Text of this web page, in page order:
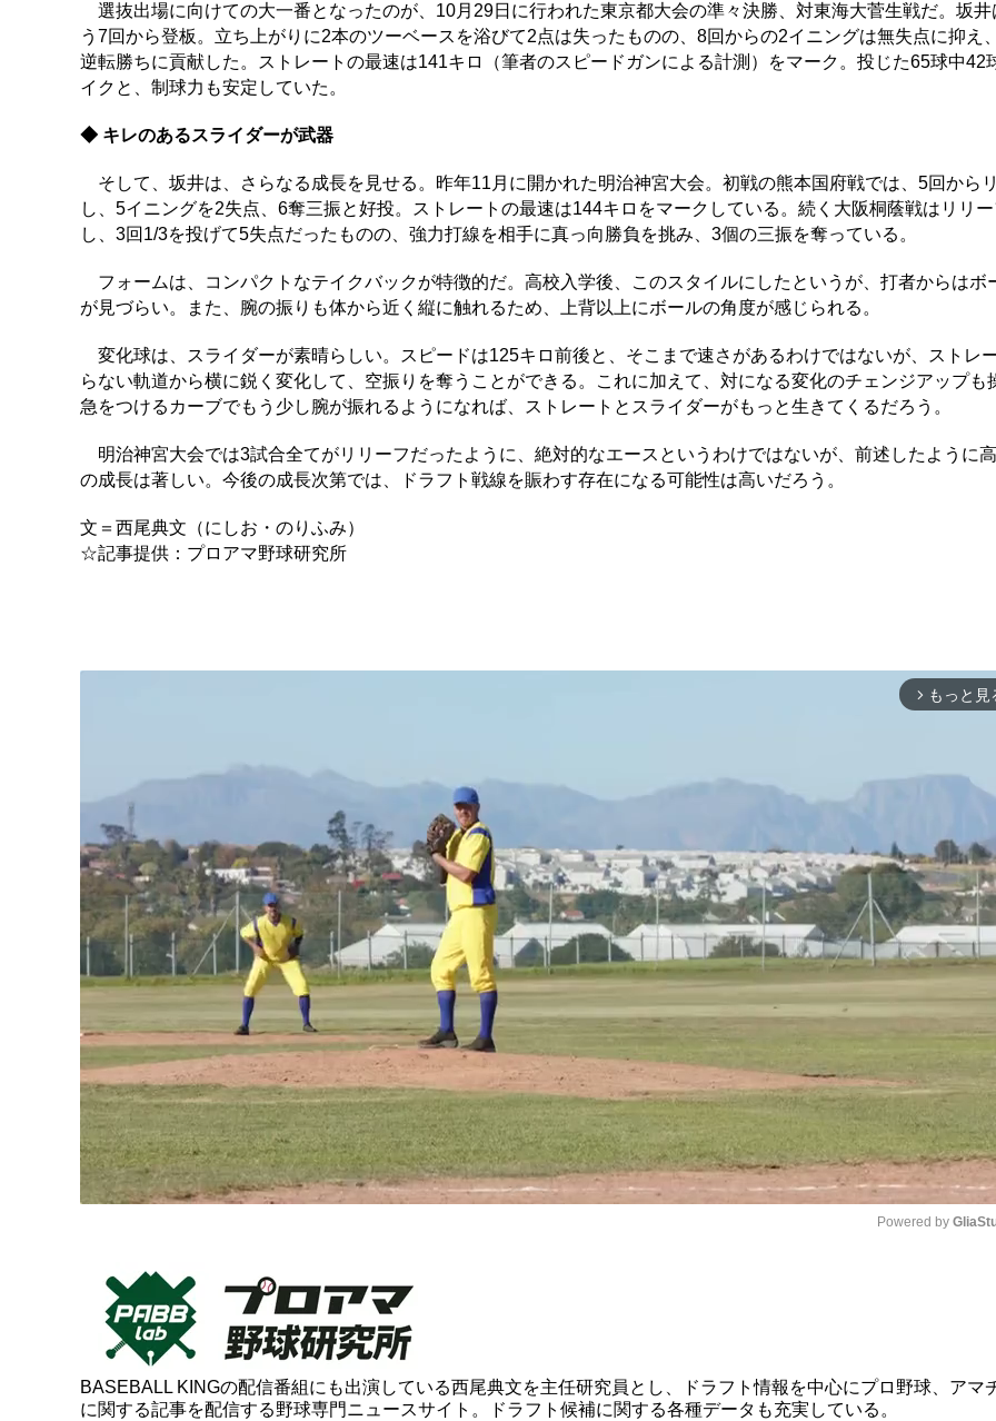
選抜出場に向けての大一番となったのが、10月29日に行われた東京都大会の準々決勝、対東海大菅生戦だ。坂井
う7回から登板。立ち上がりに2本のツーベースを浴びて2点は失ったものの、8回からの2イニングは無失点に抑え
逆転勝ちに貢献した。ストレートの最速は141キロ（筆者のスピードガンによる計測）をマーク。投じた65球中42
イクと、制球力も安定していた。
◆ キレのあるスライダーが武器
そして、坂井は、さらなる成長を見せる。昨年11月に開かれた明治神宮大会。初戦の熊本国府戦では、5回から
し、5イニングを2失点、6奪三振と好投。ストレートの最速は144キロをマークしている。続く大阪桐蔭戦はリリ
し、3回1/3を投げて5失点だったものの、強力打線を相手に真っ向勝負を挑み、3個の三振を奪っている。
フォームは、コンパクトなテイクバックが特徴的だ。高校入学後、このスタイルにしたというが、打者からはボ
が見づらい。また、腕の振りも体から近く縦に触れるため、上背以上にボールの角度が感じられる。
変化球は、スライダーが素晴らしい。スピードは125キロ前後と、そこまで速さがあるわけではないが、ストレ
らない軌道から横に鋭く変化して、空振りを奪うことができる。これに加えて、対になる変化のチェンジアップも
急をつけるカーブでもう少し腕が振れるようになれば、ストレートとスライダーがもっと生きてくるだろう。
明治神宮大会では3試合全てがリリーフだったように、絶対的なエースというわけではないが、前述したように
の成長は著しい。今後の成長次第では、ドラフト戦線を賑わす存在になる可能性は高いだろう。
文＝西尾典文（にしお・のりふみ）
☆記事提供：プロアマ野球研究所
arrow_forward_ios もっと見
Powered by
BASEBALL KINGの配信番組にも出演している西尾典文を主任研究員とし、ドラフト情報を中心にプロ野球、アマ
に関する記事を配信する野球専門ニュースサイト。ドラフト候補に関する各種データも充実している。